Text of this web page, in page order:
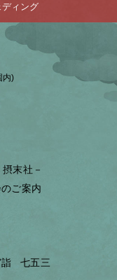
ディング
内)
末社－
ご案内
七五三